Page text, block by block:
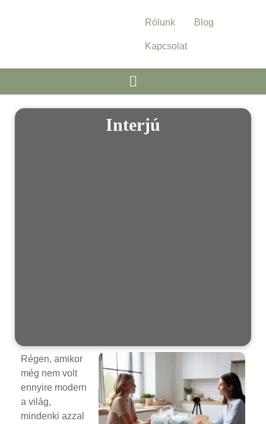
Rólunk Blog
Kapcsolat
Interjú
Régen, amikor
még nem volt
ennyire modern
a világ,
mindenki azzal